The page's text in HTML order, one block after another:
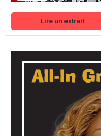
Lire un extrait